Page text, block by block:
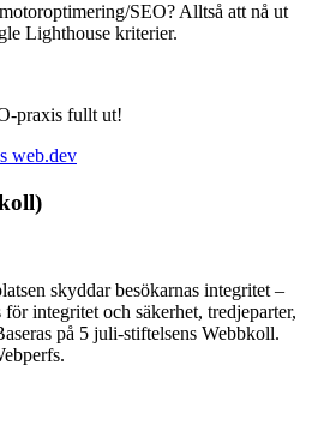
SEO? Alltså att nå ut
Lighthouse kriterier.
praxis fullt ut!
web.dev
skyddar besökarnas integritet –
integritet och säkerhet, tredjeparter,
på 5 juli-stiftelsens Webbkoll.